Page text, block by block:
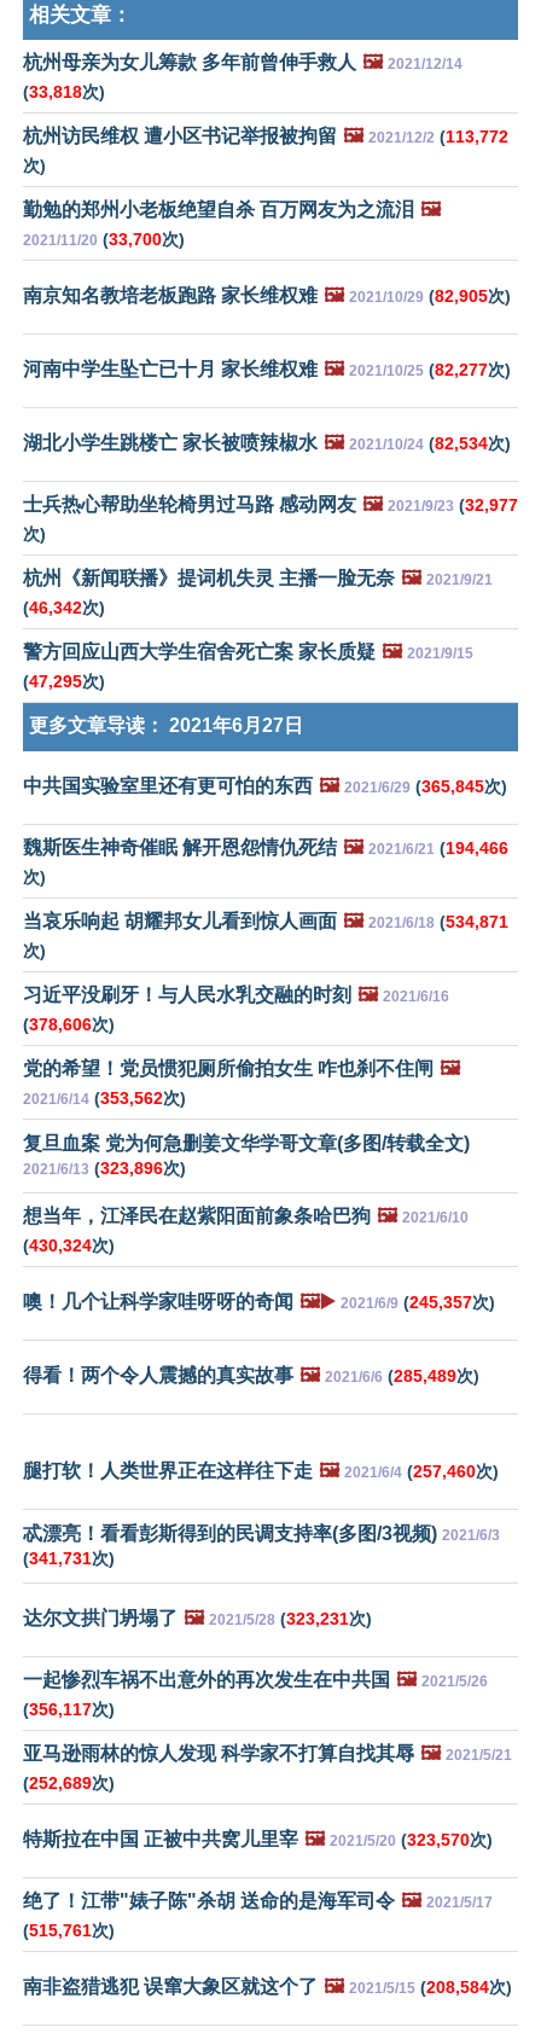
相关文章：
杭州母亲为女儿筹款 多年前曾伸手救人 🖼️ 2021/12/14
(33,818次)
杭州访民维权 遭小区书记举报被拘留 🖼️ 2021/12/2 (113,772
次)
勤勉的郑州小老板绝望自杀 百万网友为之流泪 🖼️
2021/11/20 (33,700次)
南京知名教培老板跑路 家长维权难 🖼️ 2021/10/29 (82,905次)
河南中学生坠亡已十月 家长维权难 🖼️ 2021/10/25 (82,277次)
湖北小学生跳楼亡 家长被喷辣椒水 🖼️ 2021/10/24 (82,534次)
士兵热心帮助坐轮椅男过马路 感动网友 🖼️ 2021/9/23 (32,977
次)
杭州《新闻联播》提词机失灵 主播一脸无奈 🖼️ 2021/9/21
(46,342次)
警方回应山西大学生宿舍死亡案 家长质疑 🖼️ 2021/9/15
(47,295次)
更多文章导读： 2021年6月27日
中共国实验室里还有更可怕的东西 🖼️ 2021/6/29 (365,845次)
魏斯医生神奇催眠 解开恩怨情仇死结 🖼️ 2021/6/21 (194,466
次)
当哀乐响起 胡耀邦女儿看到惊人画面 🖼️ 2021/6/18 (534,871
次)
习近平没刷牙！与人民水乳交融的时刻 🖼️ 2021/6/16
(378,606次)
党的希望！党员惯犯厕所偷拍女生 咋也刹不住闸 🖼️
2021/6/14 (353,562次)
复旦血案 党为何急删姜文华学哥文章(多图/转载全文)
2021/6/13 (323,896次)
想当年，江泽民在赵紫阳面前象条哈巴狗 🖼️ 2021/6/10
(430,324次)
噢！几个让科学家哇呀呀的奇闻 🖼️▶️ 2021/6/9 (245,357次)
得看！两个令人震撼的真实故事 🖼️ 2021/6/6 (285,489次)
腿打软！人类世界正在这样往下走 🖼️ 2021/6/4 (257,460次)
忒漂亮！看看彭斯得到的民调支持率(多图/3视频) 2021/6/3
(341,731次)
达尔文拱门坍塌了 🖼️ 2021/5/28 (323,231次)
一起惨烈车祸不出意外的再次发生在中共国 🖼️ 2021/5/26
(356,117次)
亚马逊雨林的惊人发现 科学家不打算自找其辱 🖼️ 2021/5/21
(252,689次)
特斯拉在中国 正被中共窝儿里宰 🖼️ 2021/5/20 (323,570次)
绝了！江带"婊子陈"杀胡 送命的是海军司令 🖼️ 2021/5/17
(515,761次)
南非盗猎逃犯 误窜大象区就这个了 🖼️ 2021/5/15 (208,584次)